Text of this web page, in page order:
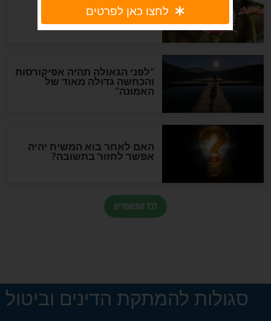
חדשות יהדות
ההסכם החשאי של טראמפ
ואיראן: בלי שקיפות ועם הרבה
סימני שאלה
המסמך האבוד שנחשף
הנדיר של הרשב"ם התגלה